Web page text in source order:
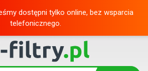
dostępni tylko online, bez wsparcia
telefonicznego.